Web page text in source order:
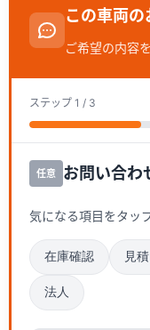
この車両
ご希望の内容
ステップ 1 / 3
任意 お問い合わ
気になる項目をタッ
在庫確認 見
法人